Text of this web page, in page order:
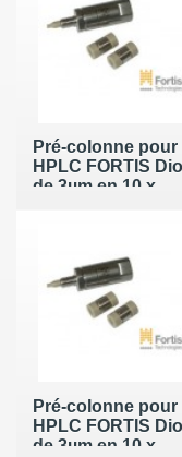
Pré-colonne pour
HPLC FORTIS Diol
de 3µm en 10 x
Pré-colonne pour
HPLC FORTIS Diol
de 3µm en 10 x